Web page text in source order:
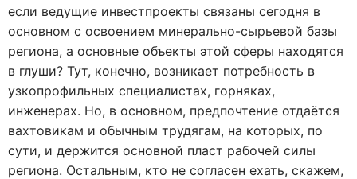
если ведущие инвестпроекты связаны сегодня в
основном с освоением минерально-сырьевой базы
региона, а основные объекты этой сферы находятся
в глуши? Тут, конечно, возникает потребность в
узкопрофильных специалистах, горняках,
инженерах. Но, в основном, предпочтение отдаётся
вахтовикам и обычным трудягам, на которых, по
сути, и держится основной пласт рабочей силы
региона. Остальным, кто не согласен ехать, скажем,